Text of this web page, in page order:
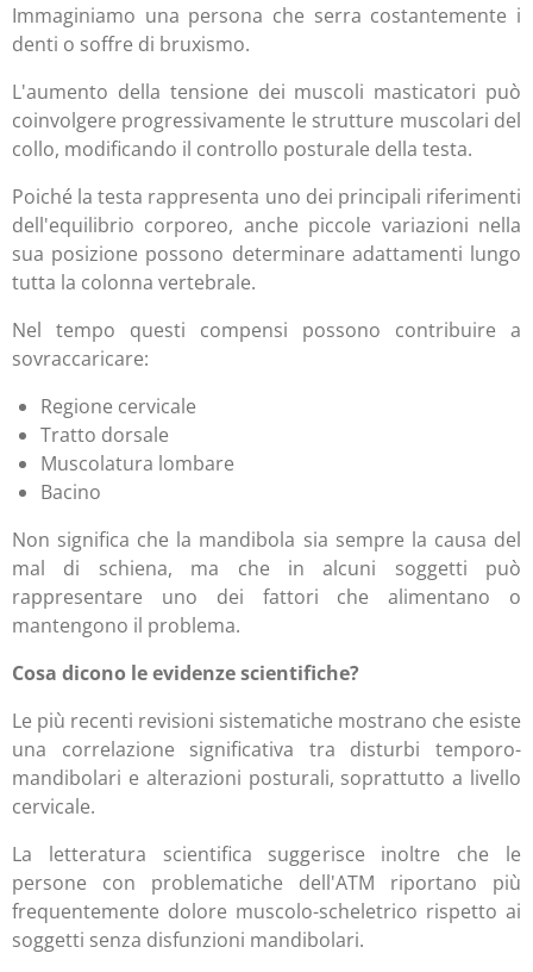
Immaginiamo una persona che serra costantemente i
denti o soffre di bruxismo.
L'aumento della tensione dei muscoli masticatori può
coinvolgere progressivamente le strutture muscolari del
collo, modificando il controllo posturale della testa.
Poiché la testa rappresenta uno dei principali riferimenti
dell'equilibrio corporeo, anche piccole variazioni nella
sua posizione possono determinare adattamenti lungo
tutta la colonna vertebrale.
Nel tempo questi compensi possono contribuire a
sovraccaricare:
Regione cervicale
Tratto dorsale
Muscolatura lombare
Bacino
Non significa che la mandibola sia sempre la causa del
mal di schiena, ma che in alcuni soggetti può
rappresentare uno dei fattori che alimentano o
mantengono il problema.
Cosa dicono le evidenze scientifiche?
Le più recenti revisioni sistematiche mostrano che esiste
una correlazione significativa tra disturbi temporo-
mandibolari e alterazioni posturali, soprattutto a livello
cervicale.
La letteratura scientifica suggerisce inoltre che le
persone con problematiche dell'ATM riportano più
frequentemente dolore muscolo-scheletrico rispetto ai
soggetti senza disfunzioni mandibolari.